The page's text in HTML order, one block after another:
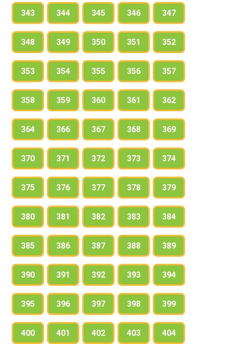
343 344 345 346 347
348 349 350 351 352
353 354 355 356 357
358 359 360 361 362
364 366 367 368 369
370 371 372 373 374
375 376 377 378 379
380 381 382 383 384
385 386 387 388 389
390 391 392 393 394
395 396 397 398 399
400 401 402 403 404